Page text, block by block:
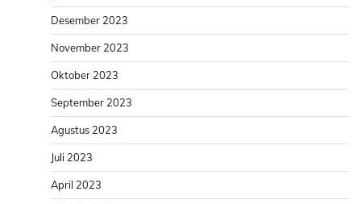
Desember 2023
November 2023
Oktober 2023
September 2023
Agustus 2023
Juli 2023
April 2023